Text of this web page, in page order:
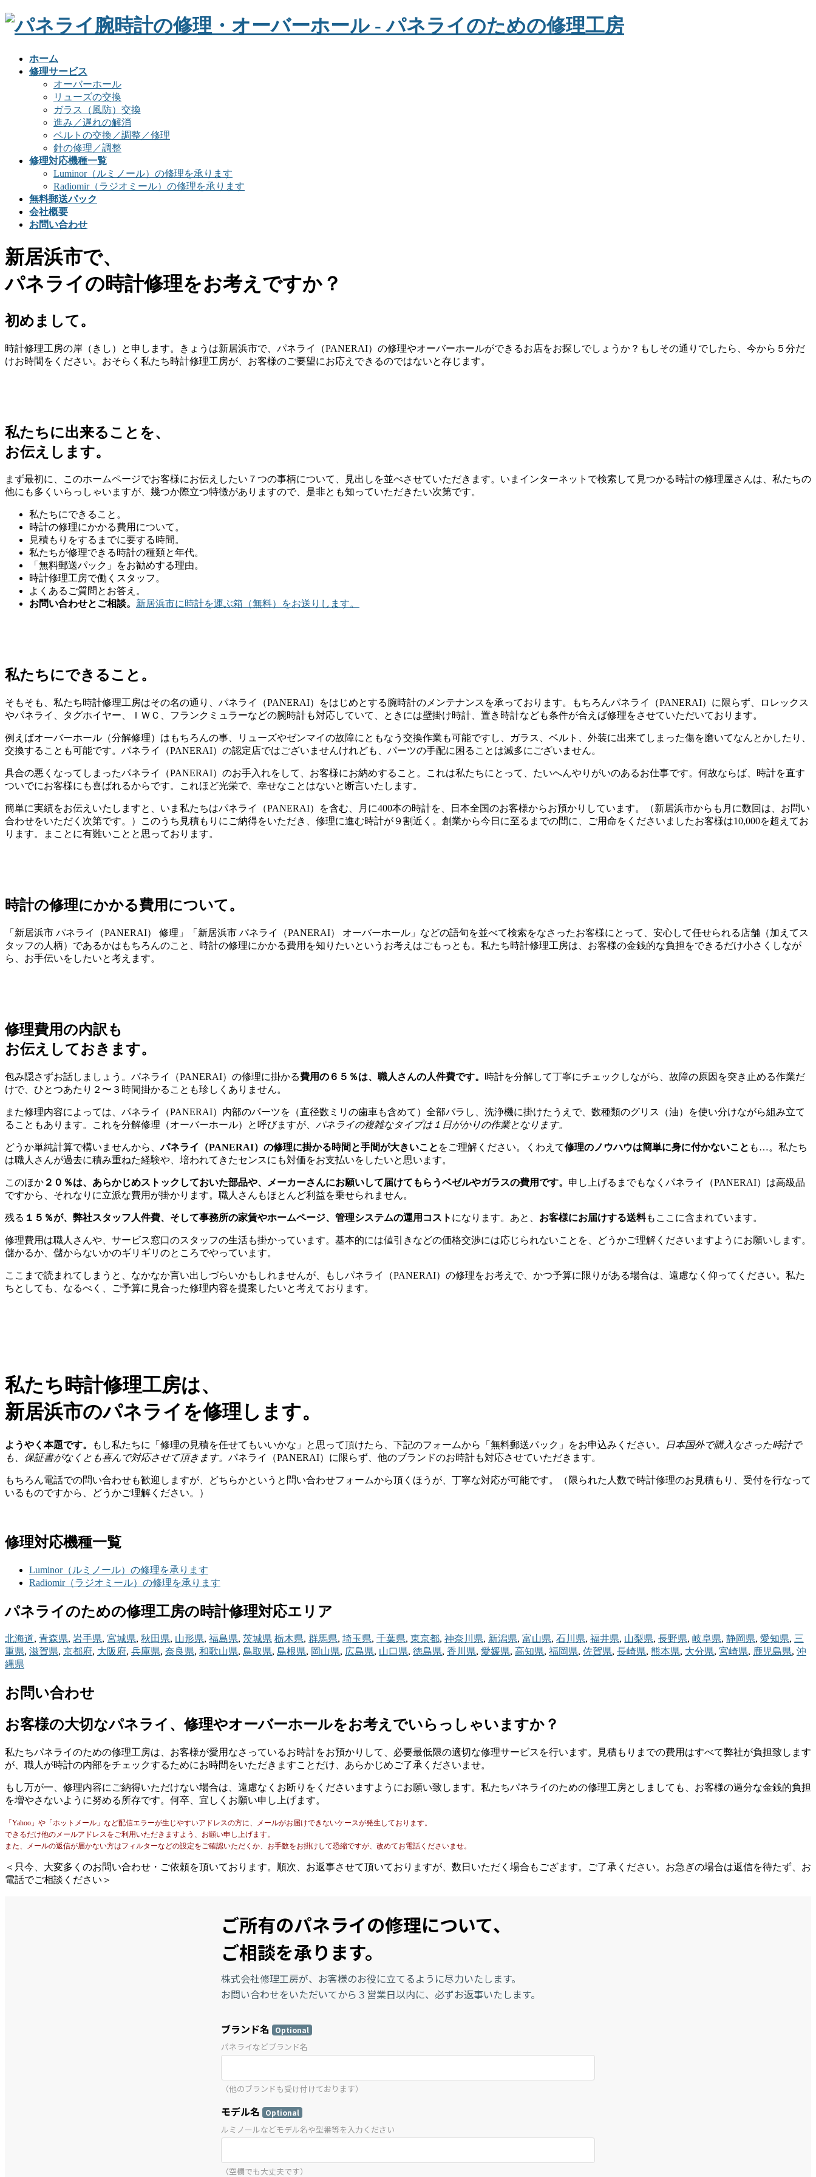
ホーム
修理サービス
オーバーホール
リューズの交換
ガラス（風防）交換
進み／遅れの解消
ベルトの交換／調整／修理
針の修理／調整
修理対応機種一覧
Luminor（ルミノール）の修理を承ります
Radiomir（ラジオミール）の修理を承ります
無料郵送パック
会社概要
お問い合わせ
新居浜市で、
パネライの時計修理をお考えですか？
初めまして。
時計修理工房の岸（きし）と申します。きょうは新居浜市で、パネライ（PANERAI）の修理やオーバーホールができるお店をお探しでしょうか？もしその通りでしたら、今から５分だ
けお時間をください。おそらく私たち時計修理工房が、お客様のご要望にお応えできるのではないと存じます。
私たちに出来ることを、
お伝えします。
まず最初に、このホームページでお客様にお伝えしたい７つの事柄について、見出しを並べさせていただきます。いまインターネットで検索して見つかる時計の修理屋さんは、私たちの
他にも多くいらっしゃいますが、幾つか際立つ特徴がありますので、是非とも知っていただきたい次第です。
私たちにできること。
時計の修理にかかる費用について。
見積もりをするまでに要する時間。
私たちが修理できる時計の種類と年代。
「無料郵送パック」をお勧めする理由。
時計修理工房で働くスタッフ。
よくあるご質問とお答え。
お問い合わせとご相談。 新居浜市に時計を運ぶ箱（無料）をお送りします。
私たちにできること。
そもそも、私たち時計修理工房はその名の通り、パネライ（PANERAI）をはじめとする腕時計のメンテナンスを承っております。もちろんパネライ（PANERAI）に限らず、ロレックス
やパネライ、タグホイヤー、ＩＷＣ、フランクミュラーなどの腕時計も対応していて、ときには壁掛け時計、置き時計なども条件が合えば修理をさせていただいております。
例えばオーバーホール（分解修理）はもちろんの事、リューズやゼンマイの故障にともなう交換作業も可能ですし、ガラス、ベルト、外装に出来てしまった傷を磨いてなんとかしたり、
交換することも可能です。パネライ（PANERAI）の認定店ではございませんけれども、パーツの手配に困ることは滅多にございません。
具合の悪くなってしまったパネライ（PANERAI）のお手入れをして、お客様にお納めすること。これは私たちにとって、たいへんやりがいのあるお仕事です。何故ならば、時計を直す
ついでにお客様にも喜ばれるからです。これほど光栄で、幸せなことはないと断言いたします。
簡単に実績をお伝えいたしますと、いま私たちはパネライ（PANERAI）を含む、月に400本の時計を、日本全国のお客様からお預かりしています。（新居浜市からも月に数回は、お問い
合わせをいただく次第です。）このうち見積もりにご納得をいただき、修理に進む時計が９割近く。創業から今日に至るまでの間に、ご用命をくださいましたお客様は10,000を超えてお
ります。まことに有難いことと思っております。
時計の修理にかかる費用について。
「新居浜市 パネライ（PANERAI） 修理」「新居浜市 パネライ（PANERAI） オーバーホール」などの語句を並べて検索をなさったお客様にとって、安心して任せられる店舗（加えてス
タッフの人柄）であるかはもちろんのこと、時計の修理にかかる費用を知りたいというお考えはごもっとも。私たち時計修理工房は、お客様の金銭的な負担をできるだけ小さくしなが
ら、お手伝いをしたいと考えます。
修理費用の内訳も
お伝えしておきます。
包み隠さずお話しましょう。パネライ（PANERAI）の修理に掛かる費用の６５％は、職人さんの人件費です。 時計を分解して丁寧にチェックしながら、故障の原因を突き止める作業だ
けで、ひとつあたり２〜３時間掛かることも珍しくありません。
また修理内容によっては、パネライ（PANERAI）内部のパーツを（直径数ミリの歯車も含めて）全部バラし、洗浄機に掛けたうえで、数種類のグリス（油）を使い分けながら組み立て
ることもあります。これを分解修理（オーバーホール）と呼びますが、 パネライの複雑なタイプは１日がかりの作業となります。
どうか単純計算で構いませんから、パネライ（PANERAI）の修理に掛かる時間と手間が大きいこと をご理解ください。くわえて修理のノウハウは簡単に身に付かないこと も…。私たち
は職人さんが過去に積み重ねた経験や、培われてきたセンスにも対価をお支払いをしたいと思います。
このほか ２０％は、あらかじめストックしておいた部品や、メーカーさんにお願いして届けてもらうベゼルやガラスの費用です。 申し上げるまでもなくパネライ（PANERAI）は高級品
ですから、それなりに立派な費用が掛かります。職人さんもほとんど利益を乗せられません。
残る １５％が、弊社スタッフ人件費、そして事務所の家賃やホームページ、管理システムの運用コスト になります。あと、 お客様にお届けする送料もここに含まれています。
修理費用は職人さんや、サービス窓口のスタッフの生活も掛かっています。基本的には値引きなどの価格交渉には応じられないことを、どうかご理解くださいますようにお願いします。
儲かるか、儲からないかのギリギリのところでやっています。
ここまで読まれてしまうと、なかなか言い出しづらいかもしれませんが、もしパネライ（PANERAI）の修理をお考えで、かつ予算に限りがある場合は、遠慮なく仰ってください。私た
ちとしても、なるべく、ご予算に見合った修理内容を提案したいと考えております。
私たち時計修理工房は、
新居浜市のパネライを修理します。
ようやく本題です。 もし私たちに「修理の見積を任せてもいいかな」と思って頂けたら、下記のフォームから「無料郵送パック」をお申込みください。
日本国外で購入なさった時計で
も、保証書がなくとも喜んで対応させて頂きます。 パネライ（PANERAI）に限らず、他のブランドのお時計も対応させていただきます。
もちろん電話での問い合わせも歓迎しますが、どちらかというと問い合わせフォームから頂くほうが、丁寧な対応が可能です。（限られた人数で時計修理のお見積もり、受付を行なって
いるものですから、どうかご理解ください。）
修理対応機種一覧
Luminor（ルミノール）の修理を承ります
Radiomir（ラジオミール）の修理を承ります
パネライのための修理工房の時計修理対応エリア
北海道, 青森県, 岩手県, 宮城県, 秋田県, 山形県, 福島県, 茨城県 栃木県, 群馬県, 埼玉県, 千葉県, 東京都, 神奈川県, 新潟県, 富山県, 石川県, 福井県, 山梨県, 長野県, 岐阜県, 静岡県, 愛知県, 三
重県, 滋賀県, 京都府, 大阪府, 兵庫県, 奈良県, 和歌山県, 鳥取県, 島根県, 岡山県, 広島県, 山口県, 徳島県, 香川県, 愛媛県, 高知県, 福岡県, 佐賀県, 長崎県, 熊本県, 大分県, 宮崎県, 鹿児島県, 沖
縄県
お問い合わせ
お客様の大切なパネライ、修理やオーバーホールをお考えでいらっしゃいますか？
私たちパネライのための修理工房は、お客様が愛用なさっているお時計をお預かりして、必要最低限の適切な修理サービスを行います。見積もりまでの費用はすべて弊社が負担致します
が、職人が時計の内部をチェックするためにお時間をいただきますことだけ、あらかじめご了承くださいませ。
もし万が一、修理内容にご納得いただけない場合は、遠慮なくお断りをくださいますようにお願い致します。私たちパネライのための修理工房としましても、お客様の過分な金銭的負担
を増やさないように努める所存です。何卒、宜しくお願い申し上げます。
「Yahoo」や「ホットメール」など配信エラーが生じやすいアドレスの方に、メールがお届けできないケースが発生しております。
できるだけ他のメールアドレスをご利用いただきますよう、お願い申し上げます。
また、メールの返信が届かない方はフィルターなどの設定をご確認いただくか、お手数をお掛けして恐縮ですが、改めてお電話くださいませ。
＜只今、大変多くのお問い合わせ・ご依頼を頂いております。順次、お返事させて頂いておりますが、数日いただく場合もござます。ご了承ください。お急ぎの場合は返信を待たず、お
電話でご相談ください＞